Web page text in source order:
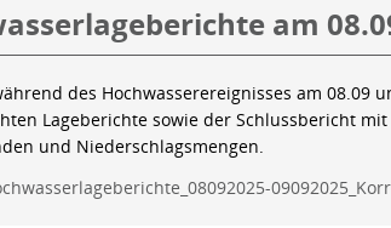
am
des Hochwasserereignisses am 08.09
Lageberichte sowie der Schlussbericht mit
und Niederschlagsmengen.